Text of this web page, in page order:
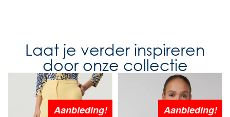
Laat je verder inspireren
door onze collectie
Aanbieding! Aanbieding!